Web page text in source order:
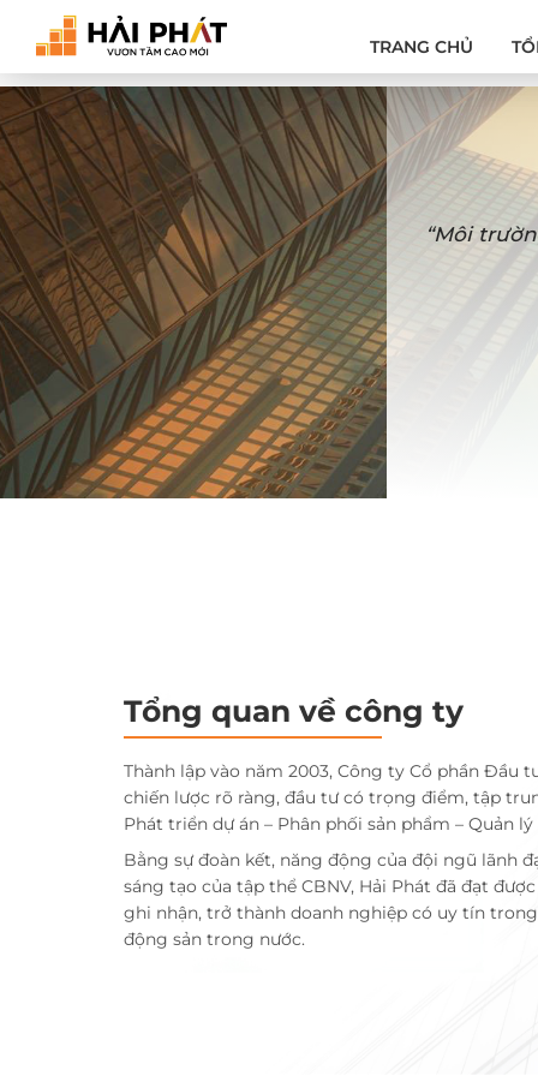
TRANG CHỦ
“Môi
Tổng quan về công ty
Thành lập vào năm 2003, Công ty Cổ phần Đầu
chiến lược rõ ràng, đầu tư có trọng điểm, tập
Phát triển dự án – Phân phối sản phẩm – Quản
Bằng sự đoàn kết, năng động của đội ngũ lãnh
sáng tạo của tập thể CBNV, Hải Phát đã đạt
ghi nhận, trở thành doanh nghiệp có uy tín
động sản trong nước.